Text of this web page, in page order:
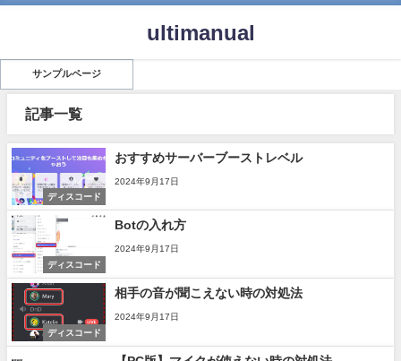
ultimanual
サンプルページ
記事一覧
ディスコード
おすすめサーバーブーストレベル
2024年9月17日
ディスコード
Botの入れ方
2024年9月17日
ディスコード
相手の音が聞こえない時の対処法
2024年9月17日